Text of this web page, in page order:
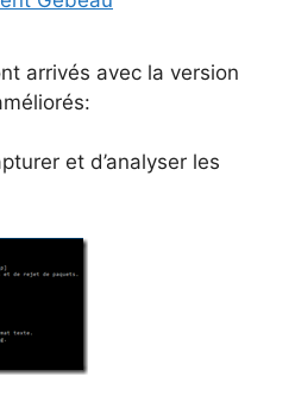
arrivés avec la version
et d’analyser les